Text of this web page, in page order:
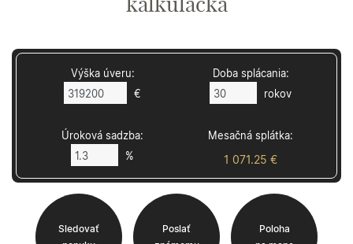
Výška úveru:
€
Doba splácania:
rokov
Úroková sadzba:
%
Mesačná splátka:
1 071.25 €
Sledovať
Poslať
Poloha